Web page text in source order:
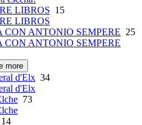
LIBROS 15
LIBROS
ANTONIO SEMPERE 25
ANTONIO SEMPERE
more
d'Elx 34
d'Elx
73
14